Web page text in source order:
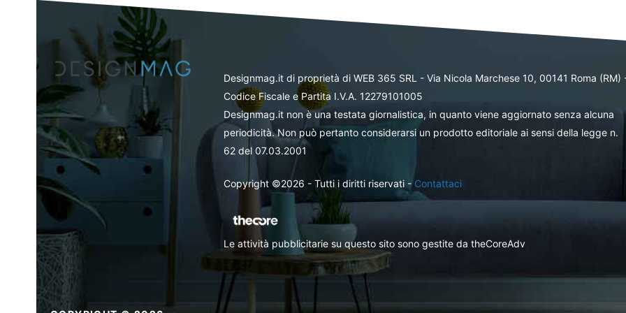
Designmag.it di proprietà di WEB 365 SRL - Via Nicola Marchese 10, 00141 Roma (RM)
Codice Fiscale e Partita I.V.A. 12279101005
Designmag.it non è una testata giornalistica, in quanto viene aggiornato senza alcuna
periodicità. Non può pertanto considerarsi un prodotto editoriale ai sensi della legge n.
62 del 07.03.2001
Copyright ©2026 - Tutti i diritti riservati -Contattaci
Le attività pubblicitarie su questo sito sono gestite da theCoreAdv